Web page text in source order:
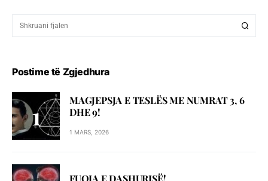
Postime të Zgjedhura
MAGJEPSJA E TESLËS ME NUMRAT 3, 6
DHE 9!
1 MARS, 2026
FUQIA E DASHURISË!